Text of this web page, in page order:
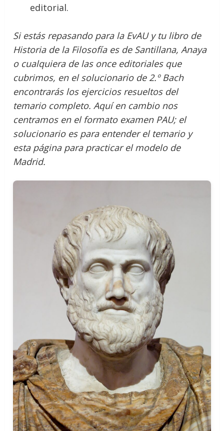
editorial.
Si estás repasando para la EvAU y tu libro de
Historia de la Filosofía es de Santillana, Anaya
o cualquiera de las once editoriales que
cubrimos, en el solucionario de 2.º Bach
encontrarás los ejercicios resueltos del
temario completo. Aquí en cambio nos
centramos en el formato examen PAU; el
solucionario es para entender el temario y
esta página para practicar el modelo de
Madrid.